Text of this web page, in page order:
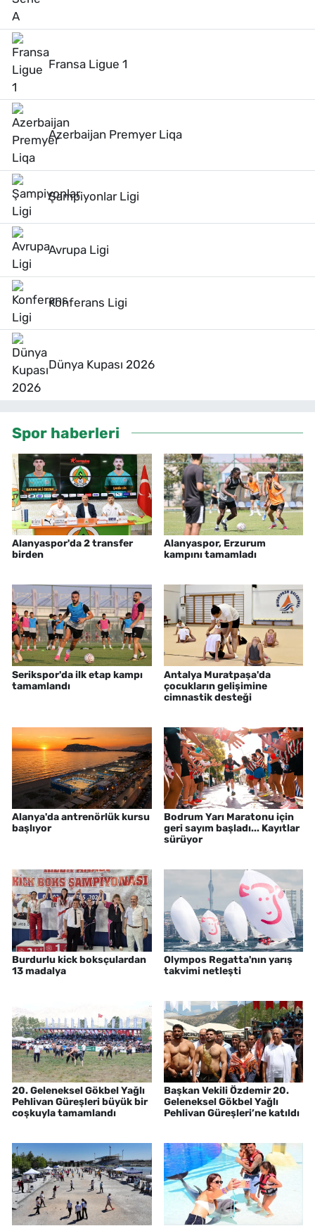
Fransa Ligue 1
Azerbaijan Premyer Liqa
Şampiyonlar Ligi
Avrupa Ligi
Konferans Ligi
Dünya Kupası 2026
Spor haberleri
Alanyaspor'da 2 transfer
birden
Alanyaspor, Erzurum
kampını tamamladı
Serikspor'da ilk etap kampı
tamamlandı
Antalya Muratpaşa'da
çocukların gelişimine
cimnastik desteği
Alanya'da antrenörlük kursu
başlıyor
Bodrum Yarı Maratonu için
geri sayım başladı... Kayıtlar
sürüyor
Burdurlu kick boksçulardan
13 madalya
Olympos Regatta'nın yarış
takvimi netleşti
20. Geleneksel Gökbel Yağlı
Pehlivan Güreşleri büyük bir
coşkuyla tamamlandı
Başkan Vekili Özdemir 20.
Geleneksel Gökbel Yağlı
Pehlivan Güreşleri’ne katıldı